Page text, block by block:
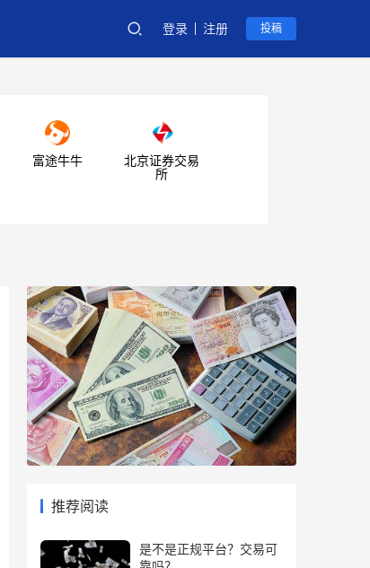
登录 注册 投稿
富途牛牛
北京证券交易
所
推荐阅读
是不是正规平台？交易可